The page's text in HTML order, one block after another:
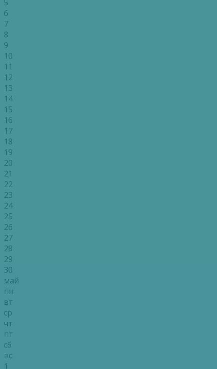
5
6
7
8
9
10
11
12
13
14
15
16
17
18
19
20
21
22
23
24
25
26
27
28
29
30
май
пн
вт
ср
чт
пт
сб
вс
1